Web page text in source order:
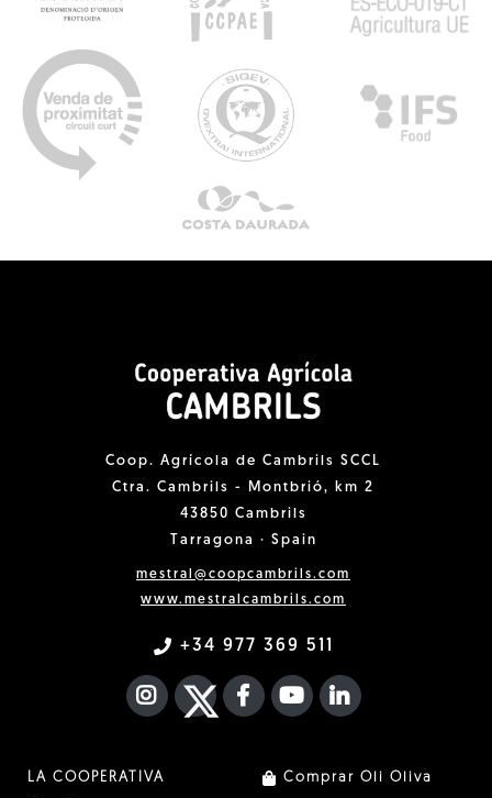
Coop. Agrícola de Cambrils SCCL
Ctra. Cambrils - Montbrió, km 2
43850 Cambrils
Tarragona · Spain
mestral@coopcambrils.com
www.mestralcambrils.com
+34 977 369 511
INSTAGRAM
TWITTER
FACEBOOK F
YOUTUBEFA LINKEDIN
LA COOPERATIVA
Comprar Oli Oliva